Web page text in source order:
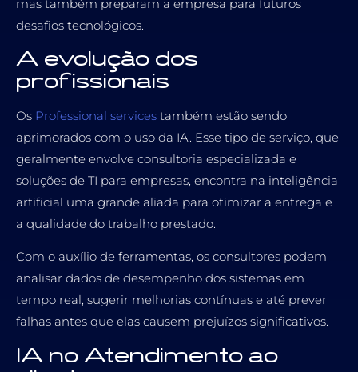
mas também preparam a empresa para futuros
desafios tecnológicos.
A evolução dos
profissionais
Os Professional services também estão sendo
aprimorados com o uso da IA. Esse tipo de serviço, que
geralmente envolve consultoria especializada e
soluções de TI para empresas, encontra na inteligência
artificial uma grande aliada para otimizar a entrega e
a qualidade do trabalho prestado.
Com o auxílio de ferramentas, os consultores podem
analisar dados de desempenho dos sistemas em
tempo real, sugerir melhorias contínuas e até prever
falhas antes que elas causem prejuízos significativos.
IA no Atendimento ao